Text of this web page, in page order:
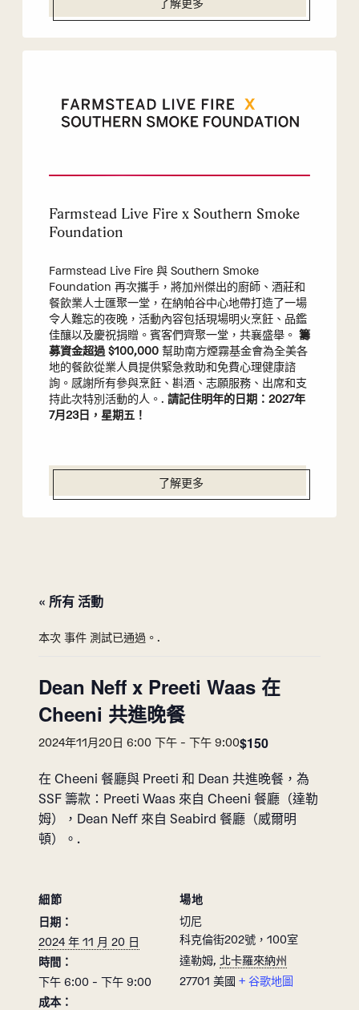
了解更多
Farmstead Live Fire x Southern Smoke
Foundation
Farmstead Live Fire 與 Southern Smoke
Foundation 再次攜手，將加州傑出的廚師、酒莊和
餐飲業人士匯聚一堂，在納帕谷中心地帶打造了一場
令人難忘的夜晚，活動內容包括現場明火烹飪、品鑑
佳釀以及慶祝捐贈。賓客們齊聚一堂，共襄盛舉。 籌
募資金超過 $100,000幫助南方煙霧基金會為全美各
地的餐飲從業人員提供緊急救助和免費心理健康諮
詢。感謝所有參與烹飪、斟酒、志願服務、出席和支
持此次特別活動的人。. 請記住明年的日期：2027年
7月23日，星期五！
了解更多
« 所有 活動
本次 事件 測試已通過。.
Dean Neff x Preeti Waas 在
Cheeni 共進晚餐
2024年11月20日 6:00 下午 - 下午 9:00$150
在 Cheeni 餐廳與 Preeti 和 Dean 共進晚餐，為
SSF 籌款：Preeti Waas 來自 Cheeni 餐廳（達勒
姆），Dean Neff 來自 Seabird 餐廳（威爾明
頓）。.
細節
日期：
2024 年 11 月 20 日
時間：
下午 6:00 - 下午 9:00
成本：
場地
切尼
科克倫街202號，100室
達勒姆, 北卡羅來納州
27701 美國 + 谷歌地圖